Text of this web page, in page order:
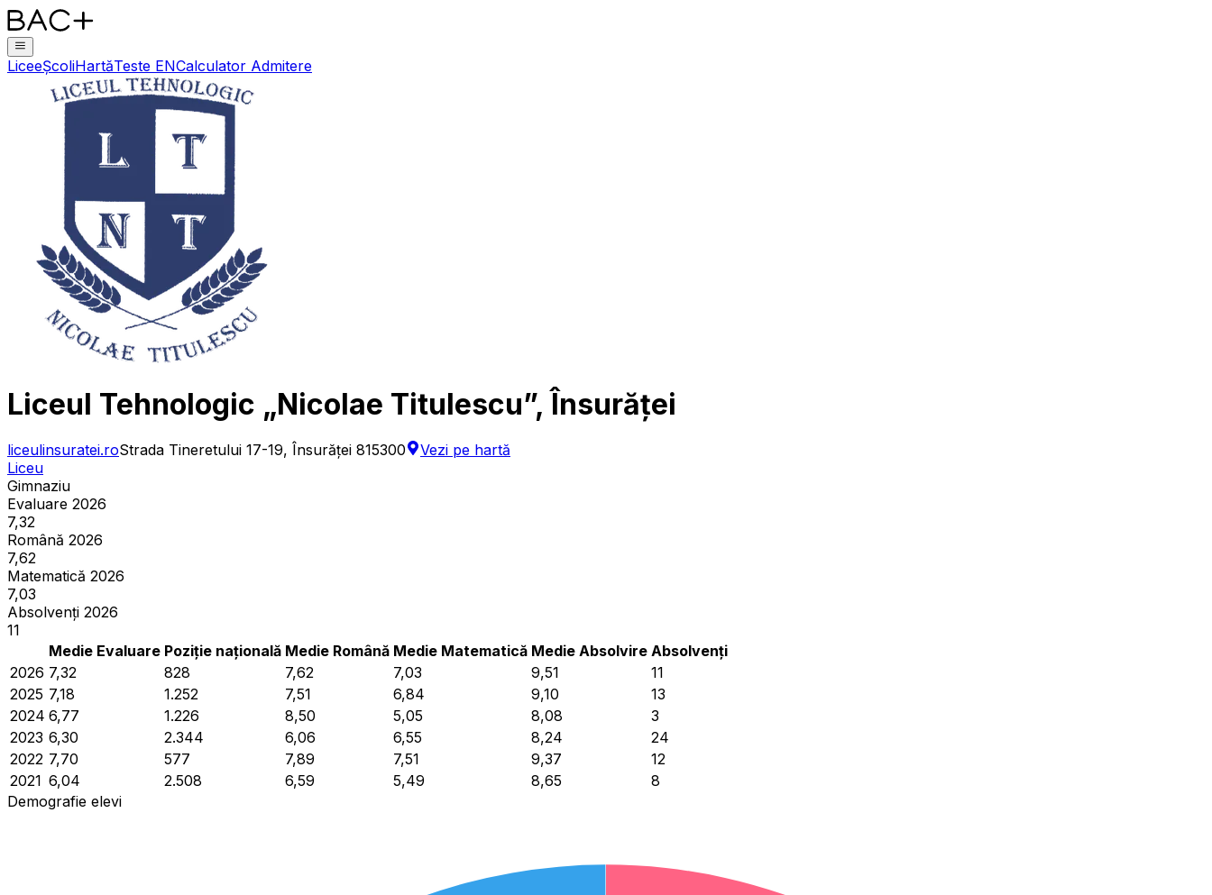
LiceeȘcoliHartăTeste ENCalculator Admitere
Liceul Tehnologic „Nicolae Titulescu”, Însurăței
liceulinsuratei.roStrada Tineretului 17-19, Însurăței 815300
Vezi pe hartă
Liceu
Gimnaziu
Evaluare 2026
7,32
Română 2026
7,62
Matematică 2026
7,03
Absolvenți 2026
11
Medie Evaluare Poziție națională Medie Română Medie Matematică Medie Absolvire Absolvenți
2026 7,32 828 7,62 7,03 9,51
11
2025 7,18 1.252 7,51 6,84 9,10
13
2024 6,77 1.226 8,50 5,05 8,08
3
2023 6,30 2.344 6,06 6,55 8,24
24
2022 7,70 577 7,89 7,51 9,37
12
2021 6,04 2.508 6,59 5,49 8,65
8
Demografie elevi